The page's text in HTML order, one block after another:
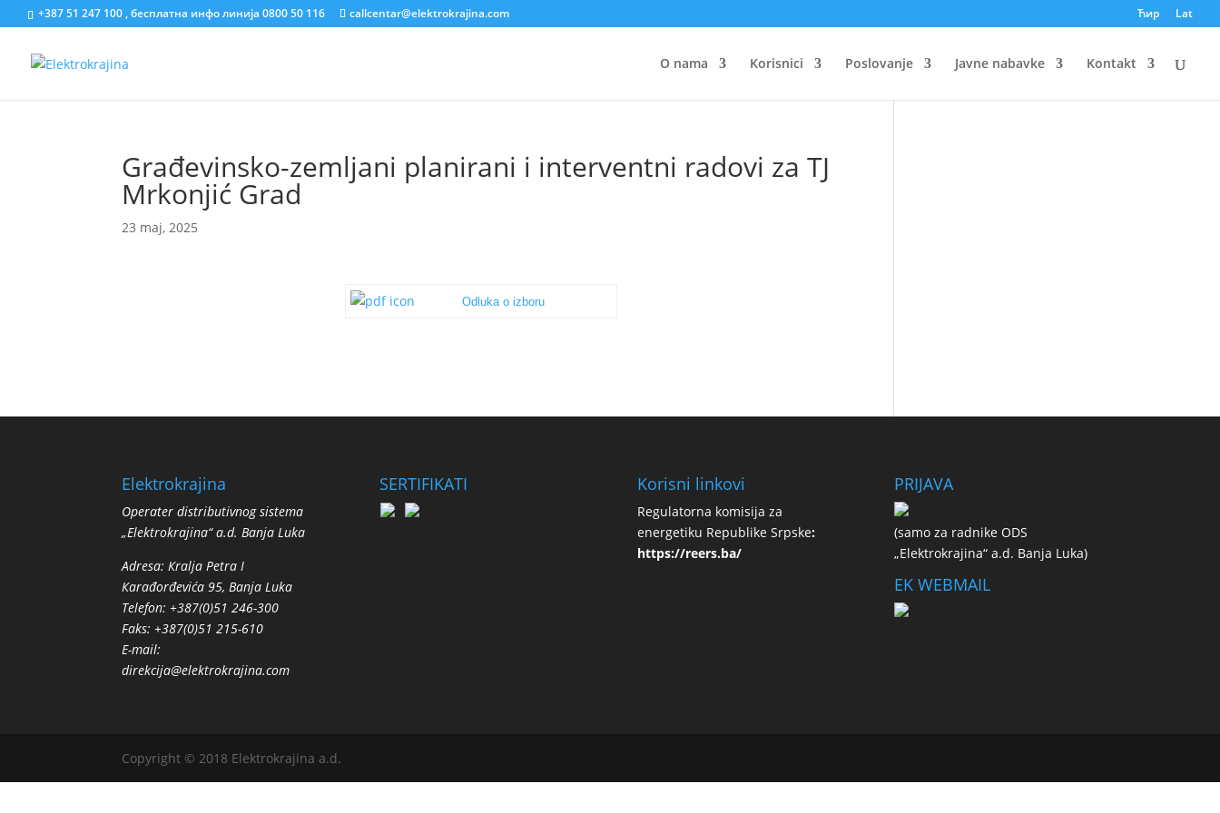
+387 51 247 100 , бесплатна инфо линија 0800 50 116 callcentar@elektrokrajina.com Ћир Lat
O nama Korisnici Poslovanje Javne nabavke Kontakt
Građevinsko-zemljani planirani i interventni radovi za TJ
Mrkonjić Grad
23 maj, 2025
Odluka o izboru
Elektrokrajina
Operater distributivnog sistema
„Elektrokrajina“ a.d. Banja Luka
Adresa: Кralja Petra I
Кarađorđevića 95, Banja Luka
Telefon: +387(0)51 246-300
Faks: +387(0)51 215-610
E-mail:
direkcija@elektrokrajina.com
SERTIFIKATI Korisni linkovi
Regulatorna komisija za
energetiku Republike Srpske:
https://reers.ba/
PRIJAVA
(samo za radnike ODS
„Elektrokrajina“ a.d. Banja Luka)
EK WEBMAIL
Copyright © 2018 Elektrokrajina a.d.